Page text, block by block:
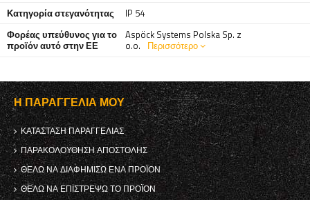
Κατηγορία στεγανότητας
IP 54
Φορέας υπεύθυνος για το
προϊόν αυτό στην ΕΕ
Aspöck Systems Polska Sp. z
o.o. Περισσότερο
Η ΠΑΡΑΓΓΕΛΊΑ ΜΟΥ
ΚΑΤΆΣΤΑΣΗ ΠΑΡΑΓΓΕΛΊΑΣ
ΠΑΡΑΚΟΛΟΎΘΗΣΗ ΑΠΟΣΤΟΛΉΣ
ΘΈΛΩ ΝΑ ΔΙΑΦΗΜΊΣΩ ΈΝΑ ΠΡΟΪΌΝ
ΘΈΛΩ ΝΑ ΕΠΙΣΤΡΈΨΩ ΤΟ ΠΡΟΪΌΝ